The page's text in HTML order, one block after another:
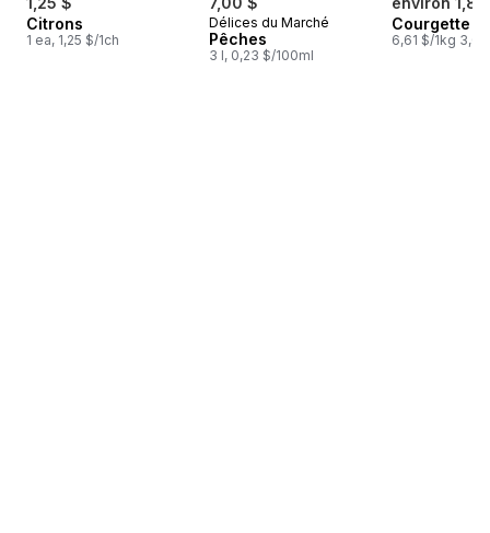
Citrons
1 ea, 1,25 $/1ch
Délices du Marché
Pêches
3 l, 0,23 $/100ml
Courgette
6,61 $/1kg